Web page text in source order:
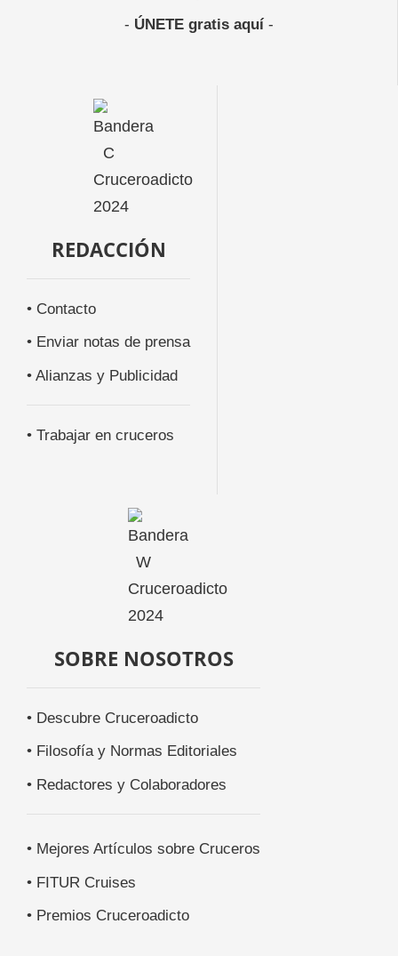
- ÚNETE gratis aquí-
REDACCIÓN
• Contacto
• Enviar notas de prensa
• Alianzas y Publicidad
• Trabajar en cruceros
SOBRE NOSOTROS
• Descubre Cruceroadicto
• Filosofía y Normas Editoriales
• Redactores y Colaboradores
• Mejores Artículos sobre Cruceros
• FITUR Cruises
• Premios Cruceroadicto